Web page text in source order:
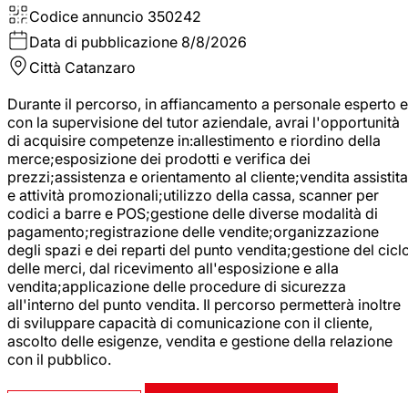
Codice annuncio 350242
Data di pubblicazione 8/8/2026
Città Catanzaro
Durante il percorso, in affiancamento a personale esperto e
con la supervisione del tutor aziendale, avrai l'opportunità
di acquisire competenze in:allestimento e riordino della
merce;esposizione dei prodotti e verifica dei
prezzi;assistenza e orientamento al cliente;vendita assistita
e attività promozionali;utilizzo della cassa, scanner per
codici a barre e POS;gestione delle diverse modalità di
pagamento;registrazione delle vendite;organizzazione
degli spazi e dei reparti del punto vendita;gestione del
delle merci, dal ricevimento all'esposizione e alla
vendita;applicazione delle procedure di sicurezza
all'interno del punto vendita. Il percorso permetterà inoltre
di sviluppare capacità di comunicazione con il cliente,
ascolto delle esigenze, vendita e gestione della relazione
con il pubblico.